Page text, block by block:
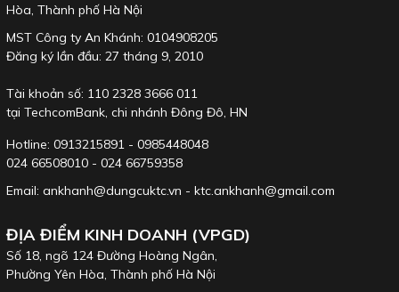
Hòa, Thành phố Hà Nội
MST Công ty An Khánh: 0104908205
Đăng ký lần đầu: 27 tháng 9, 2010
Tài khoản số: 110 2328 3666 011
tại TechcomBank, chi nhánh Đông Đô, HN
Hotline: 0913215891 - 0985448048
024 66508010 - 024 66759358
Email: ankhanh@dungcuktc.vn - ktc.ankhanh@gmail.com
ĐỊA ĐIỂM KINH DOANH (VPGD)
Số 18, ngõ 124 Đường Hoàng Ngân,
Phường Yên Hòa, Thành phố Hà Nội